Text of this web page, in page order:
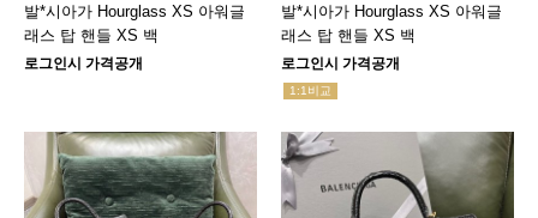
발*시아가 Hourglass XS 아워글
래스 탑 핸들 XS 백
로그인시 가격공개
발*시아가 Hourglass XS 아워글
래스 탑 핸들 XS 백
로그인시 가격공개
1:1비교